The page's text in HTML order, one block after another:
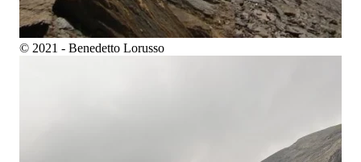
© 2021 - Benedetto Lorusso